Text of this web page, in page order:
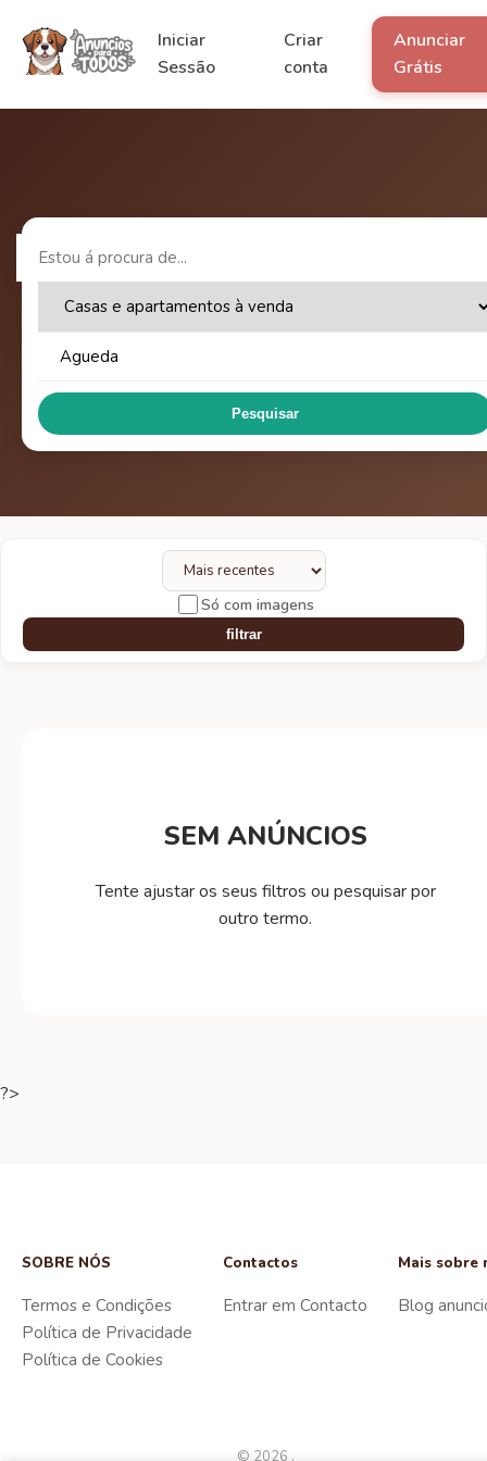
Iniciar
Sessão
Criar
conta
Anunciar
Grátis
Pesquisar
Só com imagens
filtrar
SEM ANÚNCIOS
Tente ajustar os seus filtros ou pesquisar por
outro termo.
?>
SOBRE NÓS
Termos e Condições
Política de Privacidade
Política de Cookies
Contactos
Entrar em Contacto
Mais sobre
Blog
© 2026 .